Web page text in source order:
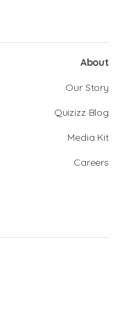
About
Our Story
Quizizz Blog
Media Kit
Careers